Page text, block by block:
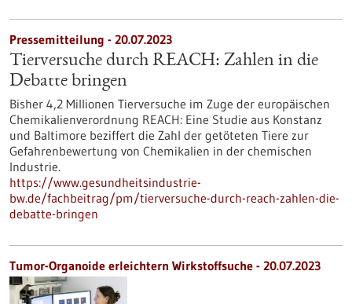
Pressemitteilung - 20.07.2023
Tierversuche durch REACH: Zahlen in die
Debatte bringen
Bisher 4,2 Millionen Tierversuche im Zuge der europäischen
Chemikalienverordnung REACH: Eine Studie aus Konstanz
und Baltimore beziffert die Zahl der getöteten Tiere zur
Gefahrenbewertung von Chemikalien in der chemischen
Industrie.
https://www.gesundheitsindustrie-
bw.de/fachbeitrag/pm/tierversuche-durch-reach-zahlen-die-
debatte-bringen
Tumor-Organoide erleichtern Wirkstoffsuche - 20.07.2023